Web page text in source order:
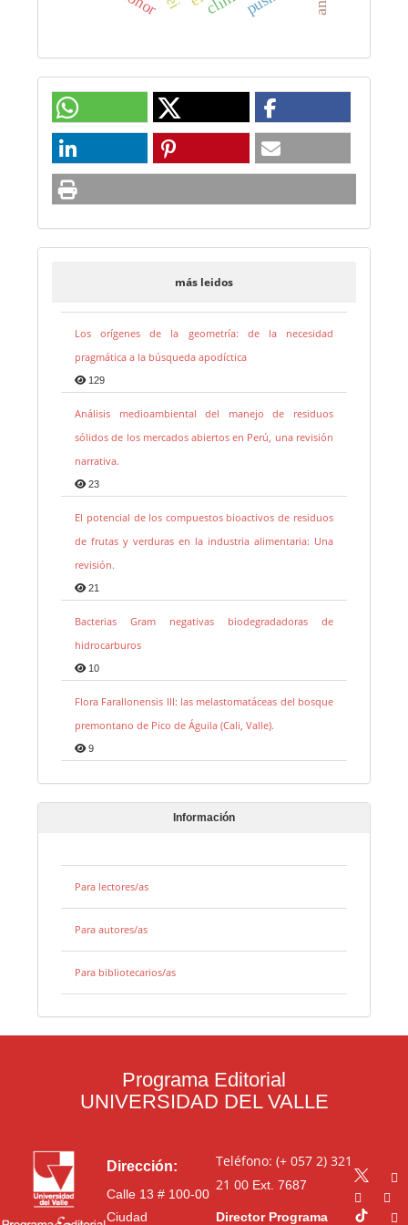
más leidos
Los orígenes de la geometría: de la necesidad
pragmática a la búsqueda apodíctica
129
Análisis medioambiental del manejo de residuos
sólidos de los mercados abiertos en Perú, una revisión
narrativa.
23
El potencial de los compuestos bioactivos de residuos
de frutas y verduras en la industria alimentaria: Una
revisión.
21
Bacterias Gram negativas biodegradadoras de
hidrocarburos
10
Flora Farallonensis III: las melastomatáceas del bosque
premontano de Pico de Águila (Cali, Valle).
9
Información
Para lectores/as
Para autores/as
Para bibliotecarios/as
Programa Editorial
UNIVERSIDAD DEL VALLE
Dirección:
Calle 13 # 100-00
Ciudad
Teléfono: (+ 057 2) 321
21 00Ext. 7687
Director Programa